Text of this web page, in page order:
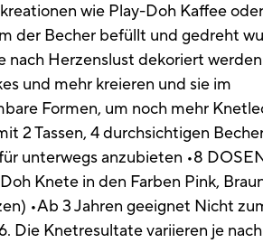
wie Play-Doh Kaffee
der Becher befüllt und gedreht
Herzenslust dekoriert werden
und mehr kreieren und sie im
Formen, um noch mehr
2 Tassen, 4 durchsichtigen
unterwegs anzubieten •8
Knete in den Farben Pink,
•Ab 3 Jahren geeignet Nicht
Die Knetresultate variieren je